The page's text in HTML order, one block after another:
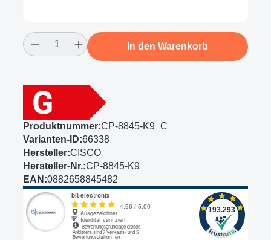
Produkt Anzahl: Gib den gewünschten
In den Warenkorb
Produktnummer:CP-8845-K9_C
Varianten-ID:66338
Hersteller:CISCO
Hersteller-Nr.:CP-8845-K9
EAN:0882658845482